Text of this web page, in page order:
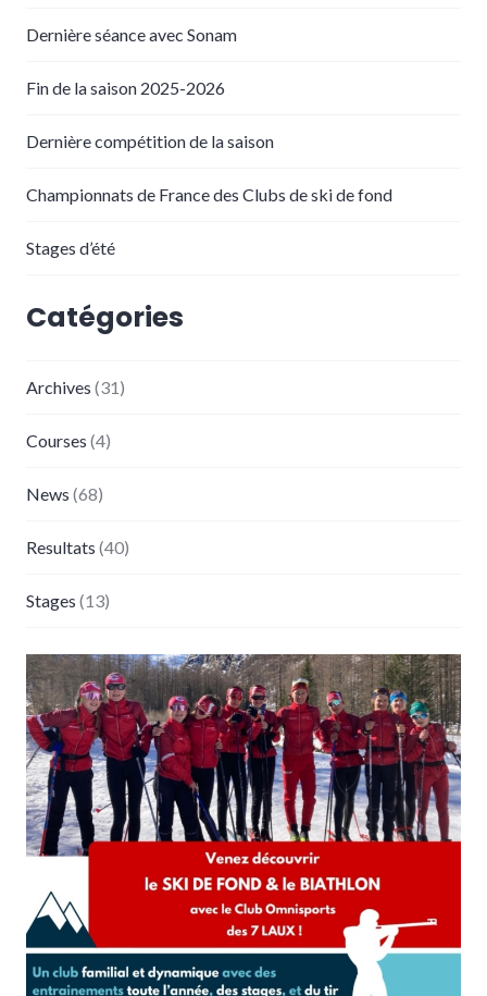
Dernière séance avec Sonam
Fin de la saison 2025-2026
Dernière compétition de la saison
Championnats de France des Clubs de ski de fond
Stages d’été
Catégories
Archives (31)
Courses (4)
News (68)
Resultats (40)
Stages (13)